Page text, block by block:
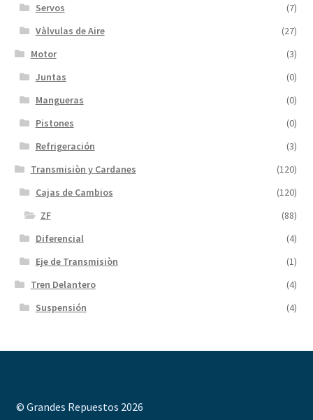
Servos
(7)
Vàlvulas de Aire
(27)
Motor
(3)
Juntas
(0)
Mangueras
(0)
Pistones
(0)
Refrigeración
(3)
Transmisiòn y Cardanes
(120)
Cajas de Cambios
(120)
ZF
(88)
Diferencial
(4)
Eje de Transmisiòn
(1)
Tren Delantero
(4)
Suspensión
(4)
© Grandes Repuestos 2026